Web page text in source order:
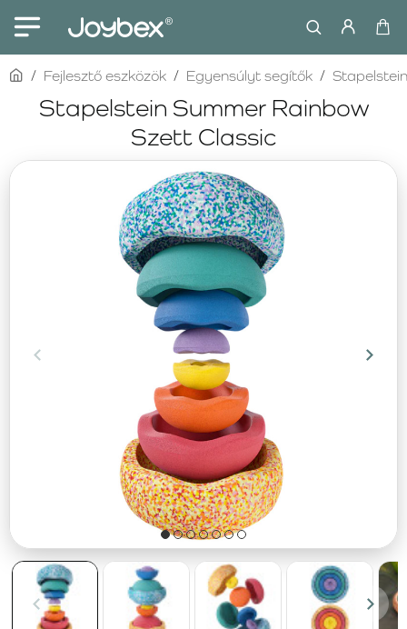
Stapelstein Summer Rainbow
Szett Classic
homeFejlesztő eszközök Egyensúlyt segítők Stapelstein